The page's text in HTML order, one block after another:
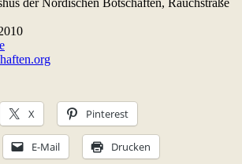
der Nordischen Botschaften, Rauchstraße
X Pinterest
E-Mail Drucken